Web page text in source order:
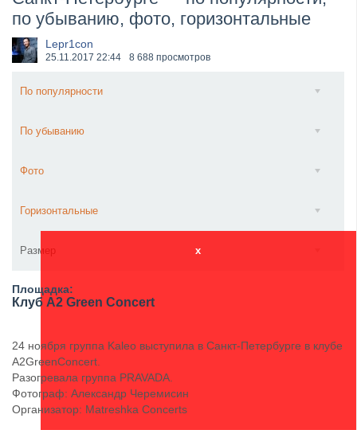
​Wacken Open Air 2027 объявил новую волну участ...
по убыванию, фото, горизонтальные
Lepr1con
25.11.2017 22:44 8 688 просмотров
По популярности
По убыванию
Фото
Горизонтальные
Размер x
Площадка:
Клуб A2 Green Concert
24 ноября группа Kaleo выступила в Санкт-Петербурге в клубе
А2GreenConcert.
Разогревала группа PRAVADA.
Фотограф: Александр Черемисин
Организатор: Matreshka Concerts